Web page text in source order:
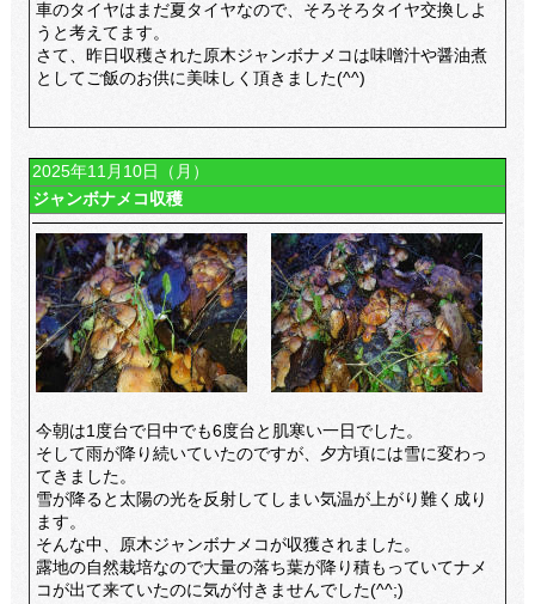
車のタイヤはまだ夏タイヤなので、そろそろタイヤ交換しよ
うと考えてます。
さて、昨日収穫された原木ジャンボナメコは味噌汁や醤油煮
としてご飯のお供に美味しく頂きました(^^)
2025年11月10日（月）
ジャンボナメコ収穫
今朝は1度台で日中でも6度台と肌寒い一日でした。
そして雨が降り続いていたのですが、夕方頃には雪に変わっ
てきました。
雪が降ると太陽の光を反射してしまい気温が上がり難く成り
ます。
そんな中、原木ジャンボナメコが収獲されました。
露地の自然栽培なので大量の落ち葉が降り積もっていてナメ
コが出て来ていたのに気が付きませんでした(^^;)